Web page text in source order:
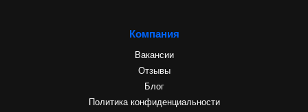
Компания
Вакансии
Отзывы
Блог
Политика конфиденциальности